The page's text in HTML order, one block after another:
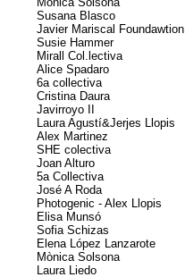
Susana Blasco
Javier Mariscal Foundawtion
Susie Hammer
Mirall Col.lectiva
Alice Spadaro
6a collectiva
Cristina Daura
Javirroyo II
Laura Agustí&Jerjes Llopis
Alex Martinez
SHE colectiva
Joan Alturo
5a Collectiva
José A Roda
Photogenic - Alex Llopis
Elisa Munsó
Sofia Schizas
Elena López Lanzarote
Mònica Solsona
Laura Liedo